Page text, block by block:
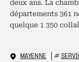
deux ans. La
départements 361
quelque 1 350
MAYENNE #